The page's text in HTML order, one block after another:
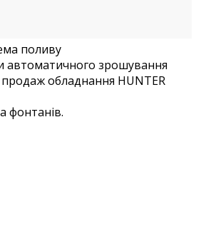
поливу
автоматичного зрошування
обладнання HUNTER
фонтанів.